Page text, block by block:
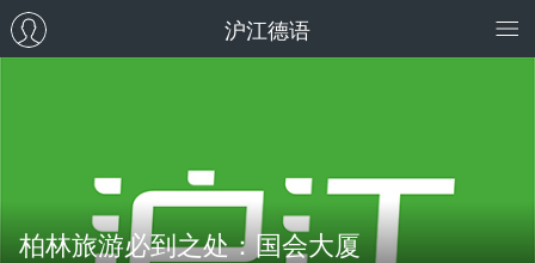
沪江德语
柏林旅游必到之处：国会大厦